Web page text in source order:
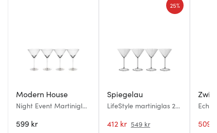
Modern House
Night Event Martiniglas
599 kr
Spiegelau
LifeStyle martiniglas 22
412 kr 549 kr
25%
Echo
509